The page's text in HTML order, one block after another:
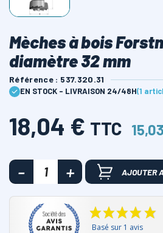
Mèches à bois
diamètre 32 mm
Référence : 537.320.31
EN STOCK - LIVRAISON 24/48H(1
18,04 € TTC
AJOUTER
Basé sur 1 avis